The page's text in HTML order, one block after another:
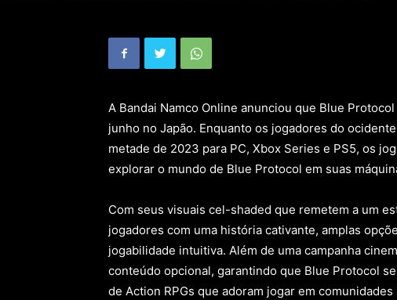
A Bandai Namco Online anunciou que Blue
junho no Japão. Enquanto os jogadores do
metade de 2023 para PC, Xbox Series e PS5, os
explorar o mundo de Blue Protocol em suas
Com seus visuais cel-shaded que remetem a um
jogadores com uma história cativante, amplas
jogabilidade intuitiva. Além de uma campanha
conteúdo opcional, garantindo que Blue Protocol
de Action RPGs que adoram jogar em comunidades